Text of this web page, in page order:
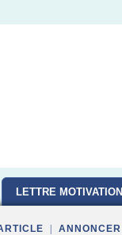
LETTRE MOTIVATION
ANNONCER